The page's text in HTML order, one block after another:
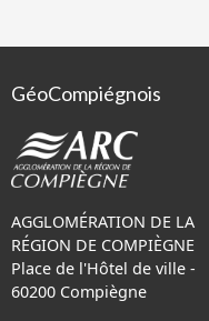
GéoCompiégnois
AGGLOMÉRATION DE LA
RÉGION DE COMPIÈGNE
Place de l'Hôtel de ville -
60200 Compiègne